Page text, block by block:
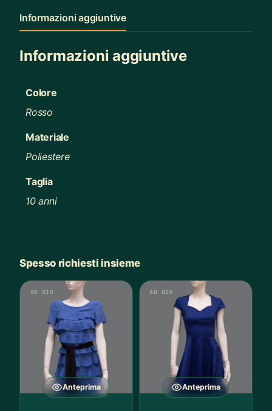
Informazioni aggiuntive
Informazioni aggiuntive
Colore
Rosso
Materiale
Poliestere
Taglia
10 anni
Spesso richiesti insieme
Anteprima
AD 010
Anteprima
AD 029